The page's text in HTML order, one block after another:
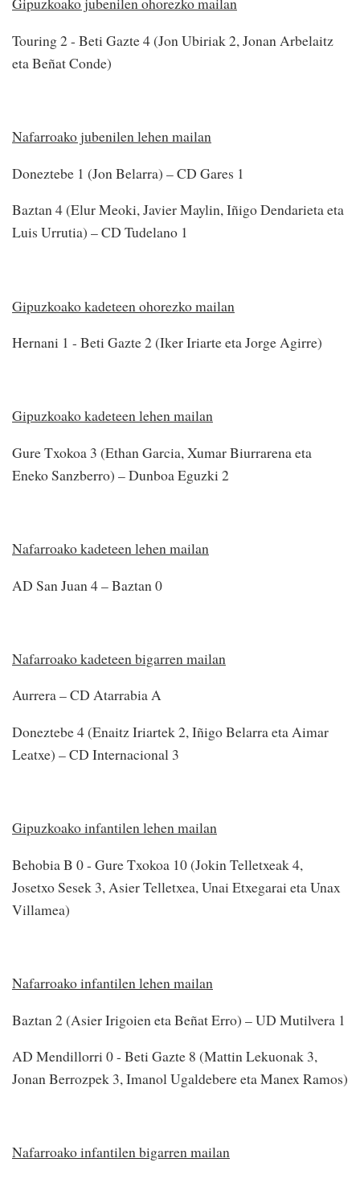
Touring 2 - Beti Gazte 4 (Jon Ubiriak 2, Jonan Arbelaitz
eta Beñat Conde)
Nafarroako jubenilen lehen mailan
Doneztebe 1 (Jon Belarra) – CD Gares 1
Baztan 4 (Elur Meoki, Javier Maylin, Iñigo Dendarieta eta
Luis Urrutia) – CD Tudelano 1
Gipuzkoako kadeteen ohorezko mailan
Hernani 1 - Beti Gazte 2 (Iker Iriarte eta Jorge Agirre)
Gipuzkoako kadeteen lehen mailan
Gure Txokoa 3 (Ethan Garcia, Xumar Biurrarena eta
Eneko Sanzberro) – Dunboa Eguzki 2
Nafarroako kadeteen lehen mailan
AD San Juan 4 – Baztan 0
Nafarroako kadeteen bigarren mailan
Aurrera – CD Atarrabia A
Doneztebe 4 (Enaitz Iriartek 2, Iñigo Belarra eta Aimar
Leatxe) – CD Internacional 3
Gipuzkoako infantilen lehen mailan
Behobia B 0 - Gure Txokoa 10 (Jokin Telletxeak 4,
Josetxo Sesek 3, Asier Telletxea, Unai Etxegarai eta Unax
Villamea)
Nafarroako infantilen lehen mailan
Baztan 2 (Asier Irigoien eta Beñat Erro) – UD Mutilvera 1
AD Mendillorri 0 - Beti Gazte 8 (Mattin Lekuonak 3,
Jonan Berrozpek 3, Imanol Ugaldebere eta Manex Ramos)
Nafarroako infantilen bigarren mailan